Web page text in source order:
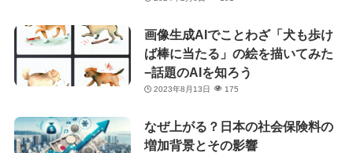
画像生成AIでことわざ「犬も歩け
ば棒に当たる」の絵を描いてみた
−話題のAIを知ろう
2023年8月13日 175
なぜ上がる？日本の社会保険料の
増加背景とその影響